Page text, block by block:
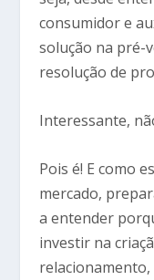
consumidor e
solução na pré-
resolução de
Interessante,
Pois é! E como
mercado,
a entender
investir na